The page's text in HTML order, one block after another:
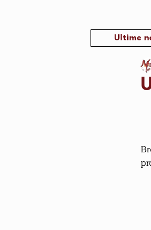
Ultime